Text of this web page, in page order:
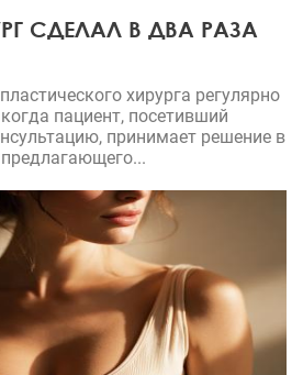
СДЕЛАЛ В ДВА РАЗА
хирурга регулярно
пациент, посетивший
принимает решение в